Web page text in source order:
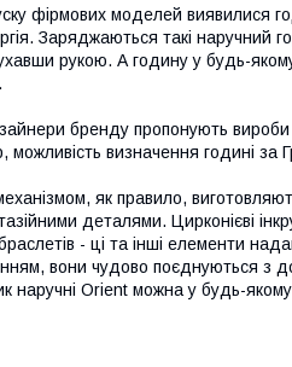
фірмових моделей виявилися
Заряджаються такі наручний
рукою. А годину у будь-
бренду пропонують
визначення годині за
як правило,
деталями. Цирконієві
- ці та інші елементи
вони чудово поєднуються з
наручні Orient можна у будь-якому